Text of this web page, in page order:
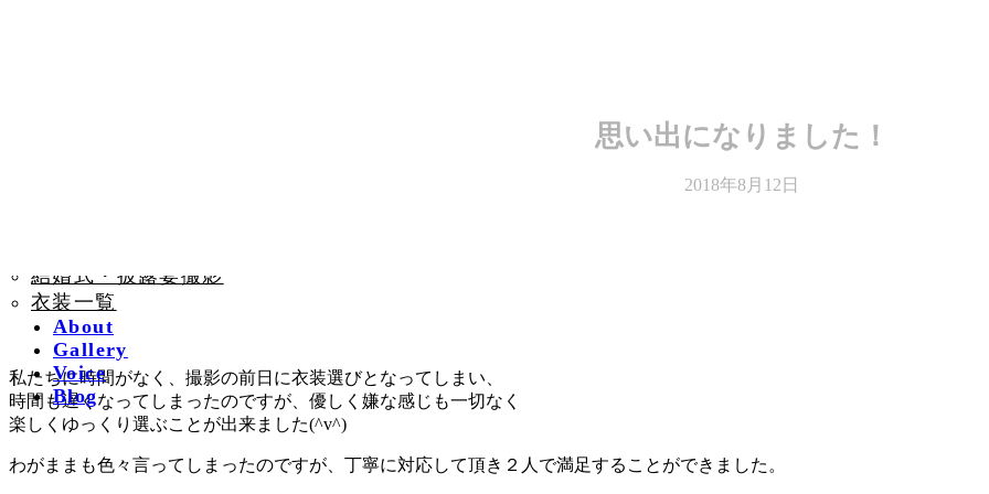
ッ
移
結婚式・披露宴撮影
衣装一覧
About
Gallery
Voice
Blog
思い出になりました！
2018年8月12日
私たちに時間がなく、撮影の前日に衣装選びとなってしまい、
時間も遅くなってしまったのですが、優しく嫌な感じも一切なく
楽しくゆっくり選ぶことが出来ました(^v^)
わがままも色々言ってしまったのですが、丁寧に対応して頂き２人で満足することができました。